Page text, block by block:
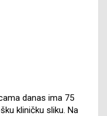
danas ima 75
kliničku sliku. Na